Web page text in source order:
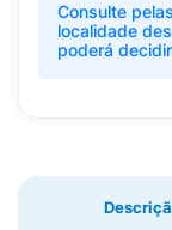
Consulte
localidade
poderá